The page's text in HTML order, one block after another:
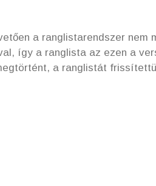
a ranglistarendszer nem
így a ranglista az ezen a
a ranglistát